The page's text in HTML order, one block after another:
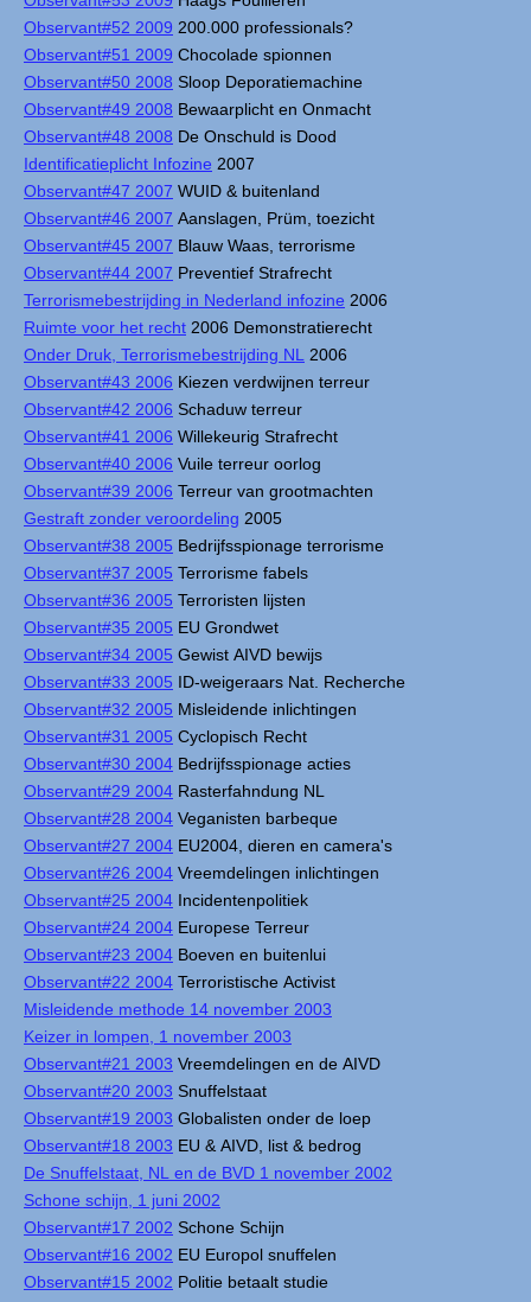
Observant#52 2009 200.000 professionals?
Observant#51 2009 Chocolade spionnen
Observant#50 2008 Sloop Deporatiemachine
Observant#49 2008 Bewaarplicht en Onmacht
Observant#48 2008 De Onschuld is Dood
Identificatieplicht Infozine 2007
Observant#47 2007 WUID & buitenland
Observant#46 2007 Aanslagen, Prüm, toezicht
Observant#45 2007 Blauw Waas, terrorisme
Observant#44 2007 Preventief Strafrecht
Terrorismebestrijding in Nederland infozine 2006
Ruimte voor het recht 2006 Demonstratierecht
Onder Druk, Terrorismebestrijding NL
2006
Observant#43 2006 Kiezen verdwijnen terreur
Observant#42 2006 Schaduw terreur
Observant#41 2006 Willekeurig Strafrecht
Observant#40 2006 Vuile terreur oorlog
Observant#39 2006 Terreur van grootmachten
Gestraft zonder veroordeling 2005
Observant#38 2005 Bedrijfsspionage terrorisme
Observant#37 2005 Terrorisme fabels
Observant#36 2005 Terroristen lijsten
Observant#35 2005 EU Grondwet
Observant#34 2005 Gewist AIVD bewijs
Observant#33 2005 ID-weigeraars Nat. Recherche
Observant#32 2005 Misleidende inlichtingen
Observant#31 2005 Cyclopisch Recht
Observant#30 2004 Bedrijfsspionage acties
Observant#29 2004 Rasterfahndung NL
Observant#28 2004 Veganisten barbeque
Observant#27 2004 EU2004, dieren en camera's
Observant#26 2004 Vreemdelingen inlichtingen
Observant#25 2004 Incidentenpolitiek
Observant#24 2004 Europese Terreur
Observant#23 2004 Boeven en buitenlui
Observant#22 2004 Terroristische Activist
Misleidende methode 14 november 2003
Keizer in lompen, 1 november 2003
Observant#21 2003 Vreemdelingen en de AIVD
Observant#20 2003 Snuffelstaat
Observant#19 2003 Globalisten onder de loep
Observant#18 2003 EU & AIVD, list & bedrog
De Snuffelstaat, NL en de BVD 1 november 2002
Schone schijn, 1 juni 2002
Observant#17 2002 Schone Schijn
Observant#16 2002 EU Europol snuffelen
Observant#15 2002 Politie betaalt studie